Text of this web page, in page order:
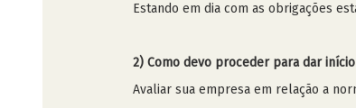
Estando em dia com as obrigações
2) Como devo proceder para dar
Avaliar sua empresa em relação a